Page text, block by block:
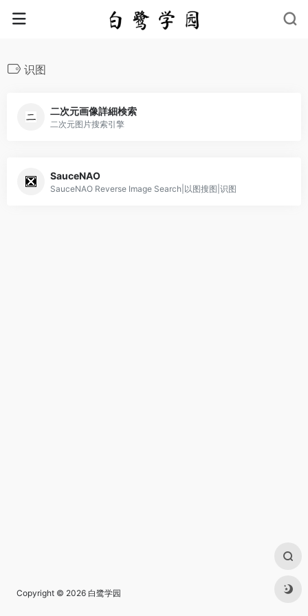
识图
二次元画像詳細検索
二次元图片搜索引擎
SauceNAO
SauceNAO Reverse Image Search|以图搜图|识图
Copyright © 2026 白鹭学园